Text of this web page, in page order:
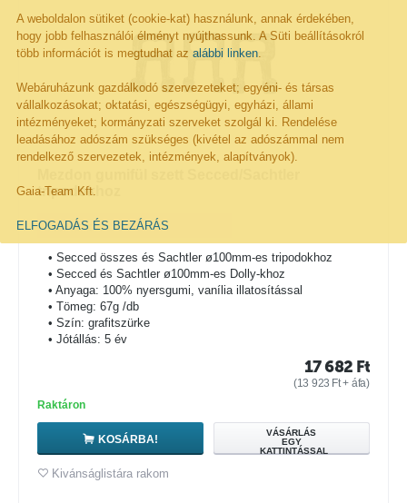
A weboldalon sütiket (cookie-kat) használunk, annak érdekében,
hogy jobb felhasználói élményt nyújthassunk. A Süti beállításokról
több információt is megtudhat az alábbi linken.
Webáruházunk gazdálkodó szervezeteket; egyéni- és társas
vállalkozásokat; oktatási, egészségügyi, egyházi, állami
intézményeket; kormányzati szerveket szolgál ki. Rendelése
leadásához adószám szükséges (kivétel az adószámmal nem
rendelkező szervezetek, intézmények, alapítványok).
Gaia-Team Kft.
ELFOGADÁS ÉS BEZÁRÁS
tripodokhoz
• Secced összes és Sachtler ø100mm-es tripodokhoz
• Secced és Sachtler ø100mm-es Dolly-khoz
• Anyaga: 100% nyersgumi, vanília illatosítással
• Tömeg: 67g /db
• Szín: grafitszürke
• Jótállás: 5 év
17 682 Ft
(13 923 Ft+ áfa)
Raktáron
KOSÁRBA!
VÁSÁRLÁS
EGY
KATTINTÁSSAL
Kivánságlistára rakom